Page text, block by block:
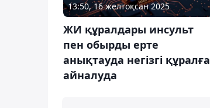
13:50, 16 желтоқсан 2025
ЖИ құралдары инсульт
пен обырды ерте
анықтауда негізгі құралға
айналуда